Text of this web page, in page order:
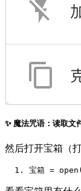
✨ 魔法咒语：读取文
然后打开宝箱（
宝箱 = open (